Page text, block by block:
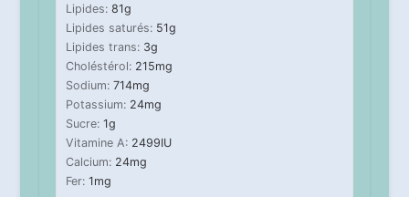
Lipides: 81g
Lipides saturés: 51g
Lipides trans: 3g
Choléstérol: 215mg
Sodium: 714mg
Potassium: 24mg
Sucre: 1g
Vitamine A: 2499IU
Calcium: 24mg
Fer: 1mg